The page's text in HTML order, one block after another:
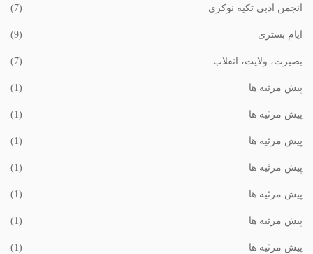
انجمن ادبی تکیه نوکری (7)
ایام بستری (9)
بصیرت، ولایت، انقلاب (7)
پیش مرثیه ها (1)
پیش مرثیه ها (1)
پیش مرثیه ها (1)
پیش مرثیه ها (1)
پیش مرثیه ها (1)
پیش مرثیه ها (1)
پیش مرثیه ها (1)